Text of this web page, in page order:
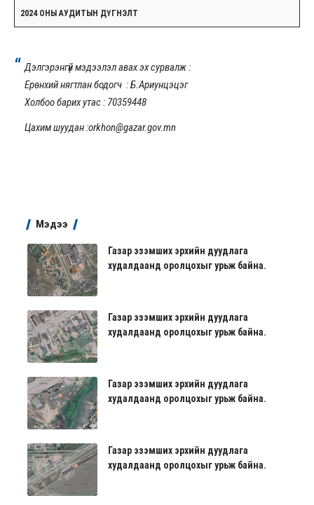
2024 ОНЫ АУДИТЫН ДҮГНЭЛТ
Дэлгэрэнгүй мэдээлэл авах эх сурвалж :
Ерөнхий нягтлан бодогч : Б.Ариунцэцэг
Холбоо барих утас : 70359448
Цахим шуудан :orkhon@gazar.gov.mn
Мэдээ
Газар эзэмших эрхийн дуудлага
худалдаанд оролцохыг урьж байна.
Газар эзэмших эрхийн дуудлага
худалдаанд оролцохыг урьж байна.
Газар эзэмших эрхийн дуудлага
худалдаанд оролцохыг урьж байна.
Газар эзэмших эрхийн дуудлага
худалдаанд оролцохыг урьж байна.